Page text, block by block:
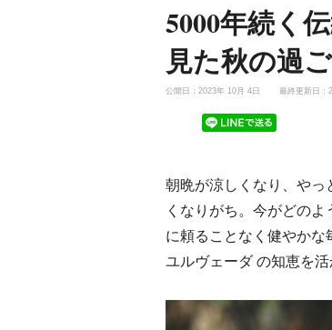
5000年続く
見た秋の過
公開日：2023年 10月 4日 最終更新日：
朝晩が涼しくなり、やっ
くなりがち。今がどの
に頼ることなく健やか
ユルヴェーダ の知恵を